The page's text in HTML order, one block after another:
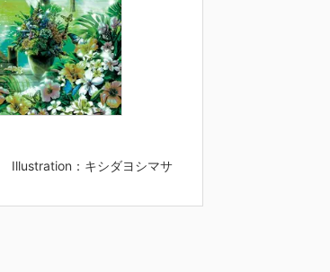
Illustration：キシダヨシマサ